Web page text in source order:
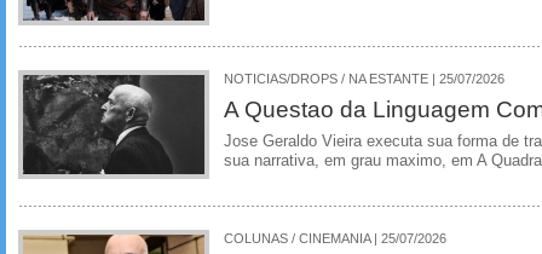
NOTICIAS/DROPS / NA ESTANTE | 25/07/2026
A Questao da Linguagem
Jose Geraldo Vieira executa sua forma de
sua narrativa, em grau maximo, em A
COLUNAS / CINEMANIA | 25/07/2026